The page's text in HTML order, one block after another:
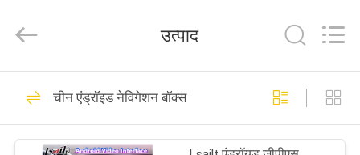
उत्पादों
Electron
Co.,Ltd.
Reserved.
कार नेविगेशन बॉक्स
70
उत्पाद
चीन एंड्रॉइड नेविगेशन बॉक्स